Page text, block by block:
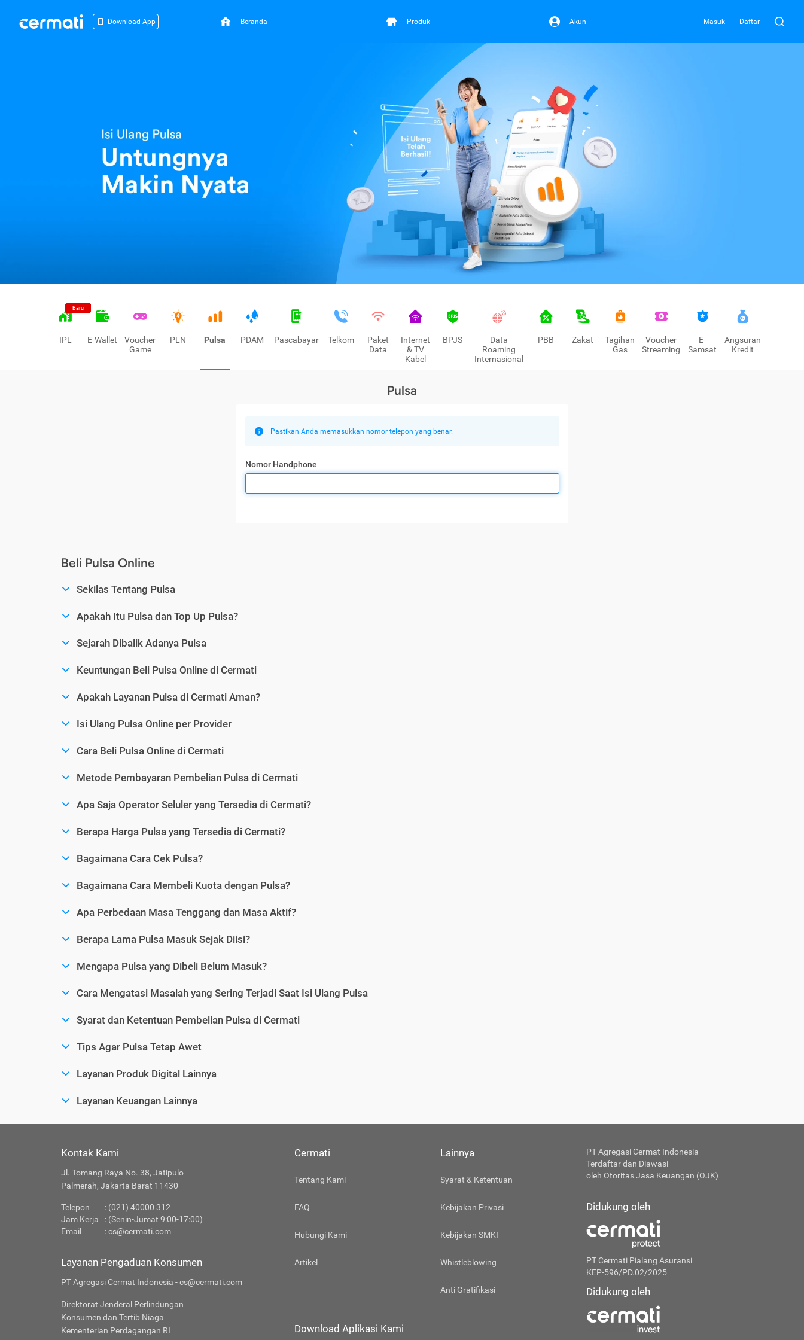
Download App Beranda Produk Akun Masuk Daftar
Baru
IPL E-Wallet
Voucher
Game
PLN Pulsa PDAM Pascabayar Telkom
Paket
Data
Internet
& TV
Kabel
BPJS
Data
Roaming
Internasional
PBB Zakat
Tagihan
Gas
Voucher
Streaming
E-
Samsat
Angsuran
Kredit
Pulsa
Pastikan Anda memasukkan nomor telepon yang benar.
Nomor Handphone
Beli Pulsa Online
Sekilas Tentang Pulsa
Apakah Itu Pulsa dan Top Up Pulsa?
Sejarah Dibalik Adanya Pulsa
Keuntungan Beli Pulsa Online di Cermati
Apakah Layanan Pulsa di Cermati Aman?
Isi Ulang Pulsa Online per Provider
Cara Beli Pulsa Online di Cermati
Metode Pembayaran Pembelian Pulsa di Cermati
Apa Saja Operator Seluler yang Tersedia di Cermati?
Berapa Harga Pulsa yang Tersedia di Cermati?
Bagaimana Cara Cek Pulsa?
Bagaimana Cara Membeli Kuota dengan Pulsa?
Apa Perbedaan Masa Tenggang dan Masa Aktif?
Berapa Lama Pulsa Masuk Sejak Diisi?
Mengapa Pulsa yang Dibeli Belum Masuk?
Cara Mengatasi Masalah yang Sering Terjadi Saat Isi Ulang Pulsa
Syarat dan Ketentuan Pembelian Pulsa di Cermati
Tips Agar Pulsa Tetap Awet
Layanan Produk Digital Lainnya
Layanan Keuangan Lainnya
Kontak Kami
Jl. Tomang Raya No. 38, Jatipulo
Palmerah, Jakarta Barat 11430
Telepon
: (021) 40000 312
Jam Kerja
: (Senin-Jumat 9:00-17:00)
Email
:cs@cermati.com
Layanan Pengaduan Konsumen
PT Agregasi Cermat Indonesia - cs@cermati.com
Direktorat Jenderal Perlindungan
Konsumen dan Tertib Niaga
Kementerian Perdagangan RI
Cermati
Tentang Kami
FAQ
Hubungi Kami
Artikel
Lainnya
Syarat & Ketentuan
Kebijakan Privasi
Kebijakan SMKI
Whistleblowing
Anti Gratifikasi
Download Aplikasi Kami
PT Agregasi Cermat Indonesia
Terdaftar dan Diawasi
oleh Otoritas Jasa Keuangan (OJK)
Didukung oleh
PT Cermati Pialang Asuransi
KEP-596/PD.02/2025
Didukung oleh